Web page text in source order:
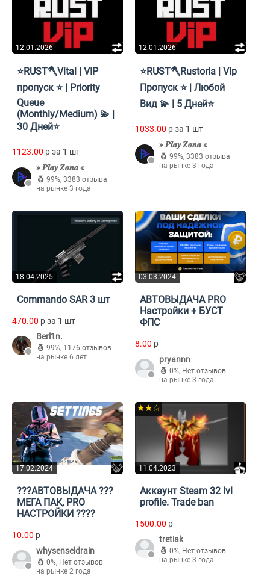
12.01.2026
⭐RUST🪓Vital | VIP
пропуск ⭐ | Priority
Queue
(Monthly/Medium) 💫 |
30 Дней⭐
1123.00 p за 1 шт
» 𝑷𝒍𝒂𝒚 𝒁𝒐𝒏𝒂 «
99%, 3383 отзыва
на рынке 3 года
12.01.2026
⭐RUST🪓Rustoria | Vip
Пропуск ⭐ | Любой
Вид 💫 | 5 Дней⭐
1033.00 p за 1 шт
» 𝑷𝒍𝒂𝒚 𝒁𝒐𝒏𝒂 «
99%, 3383 отзыва
на рынке 3 года
18.04.2025
Commando SAR 3 шт
470.00 p за 1 шт
Berl1n.
99%, 1176 отзывов
на рынке 6 лет
03.03.2024
АВТОВЫДАЧА PRO
Настройки + БУСТ
ФПС
8.00 p
pryannn
0%, Нет отзывов
на рынке 3 года
17.02.2024
???АВТОВЫДАЧА ???
МЕГА ПАК, PRO
НАСТРОЙКИ ????
10.00 p
whysenseldrain
0%, Нет отзывов
на рынке 2 года
11.04.2023
★★☆
Аккаунт Steam 32 lvl
profile. Trade ban
1500.00 p
tretiak
0%, Нет отзывов
на рынке 3 года